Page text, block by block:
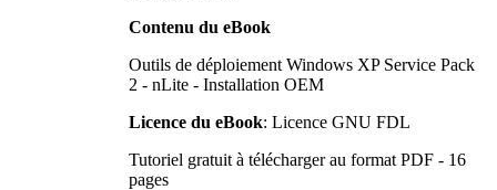
Contenu du eBook
Outils de déploiement Windows XP Service Pack
2 - nLite - Installation OEM
Licence du eBook: Licence GNU FDL
Tutoriel gratuit à télécharger au format PDF - 16
pages